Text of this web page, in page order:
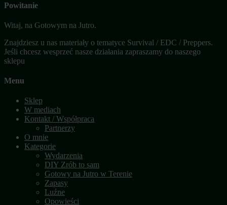
Powitanie
Witaj, na Gotowym na Jutro.
Znajdziesz u nas materiały o tematyce Survival / EDC / Preppers.
Jeśli chcesz wesprzeć nasze działania zapraszamy do naszego
sklepu
Menu
Sklep
W mediach
Kontakt / Współpraca
Partnerzy
O mnie
Kategorie
Wydarzenia
DIY Zrób to sam
Gotowy na Jutro w Terenie
Zapasy
Luźne
Opowieści